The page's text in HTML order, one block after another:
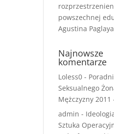
powszechnej
Agustina
Najnowsze
komentarze
Loless0 -
Seksualnego
Mężczyzny 2011
admin -
Sztuka